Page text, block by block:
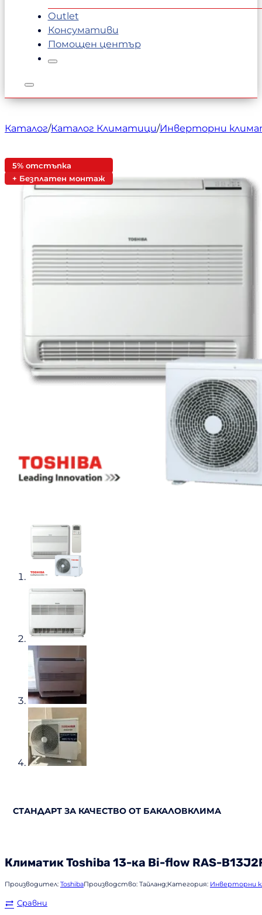
Outlet
Консумативи
Помощен център
Каталог/Каталог Климатици/Инверторни
5% отстъпка
+ Безплатен монтаж
СТАНДАРТ ЗА КАЧЕСТВО ОТ БАКАЛОВКЛИМА
КлиматикToshiba 13-ка Bi-flow RAS-
Производител: ToshibaПроизводство: Тайланд;Категория: Инверторни
Сравни